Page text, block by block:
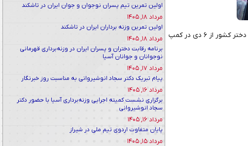
به گزارش روابط عمومی فدراسیون وزنه برداری؛ دومین اردوی منتخبان رقابت های قهرمانی نوجوانان و جوانان دختر کشور از ۶ دی در کمپ
اولین تمرین تیم پسران نوجوان و جوان ایران در تاشکند
مرداد ۱۸, ۱۴۰۵
اولین تمرین وزنه برداران ایران در تاشکند
مرداد ۱۸, ۱۴۰۵
برنامه رقابت دختران و پسران ایران در وزنه‌برداری قهرمانی
نوجوانان و جوانان آسیا
مرداد ۱۷, ۱۴۰۵
پیام تبریک دکتر سجاد انوشیروانی به مناسبت روز خبرنگار
مرداد ۱۶, ۱۴۰۵
برگزاری نشست کمیته اجرایی وزنه‌برداری آسیا با حضور دکتر
سجاد انوشیروانی
مرداد ۱۶, ۱۴۰۵
پایان متفاوت اردوی تیم ملی در شیراز
مرداد ۱۵, ۱۴۰۵